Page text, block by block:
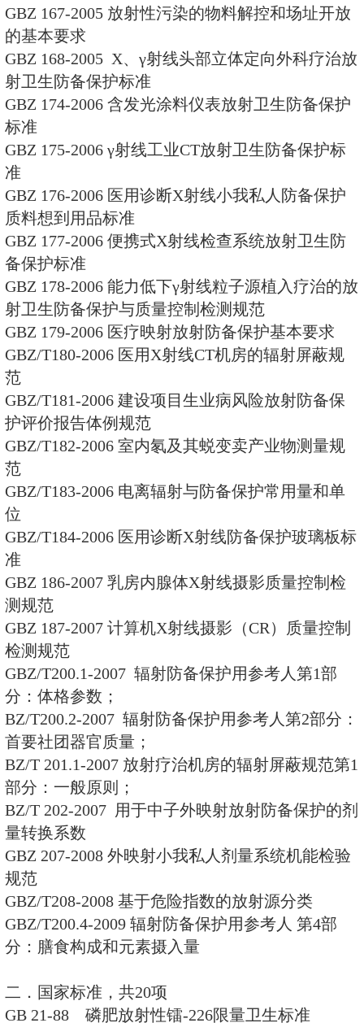
GBZ143-2002 集装箱检查系统放
标准
GBZ/T144-2002 用于光量子外映
的剂量转换系数
GBZ/T145-2002 小我私人胶片剂量
GBZ/T146-2002 医疗映射放射防
词术语
GBZ/T147-2002 Χ射线防备保护质
定
GBZ/T148-2002 用于中子测井的
的小我私人剂量监测方法
GBZ/T149-2002 医学放射事恋人
护培养训练规范
GBZ/T151-2002 放射变乱小我私
计原则
GBZ/T152-2002 γ远距疗治室设计
GBZ/T154-2006 两种粒度放射性
限值
GBZ/T155-2002 空气中氡浓度的
GBZ 161-2004 医用γ射束远距疗治
标准
GBZ 165-2005 Χ射线计算机断层
备保护标准
GBZ 166-2005 生业性肤质放射性
测规范
GBZ 167-2005 放射性污染的物料
的基本要求
GBZ 168-2005 X、γ射线头部立体
射卫生防备保护标准
GBZ 174-2006 含发光涂料仪表放
标准